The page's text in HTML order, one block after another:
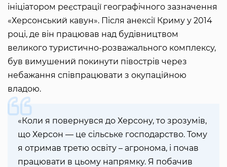
ініціатором реєстрації географічного зазначення
«Херсонський кавун». Після анексії Криму у 2014
році, де він працював над будівництвом
великого туристично-розважального комплексу,
був вимушений покинути півострів через
небажання співпрацювати з окупаційною
владою.
«Коли я повернувся до Херсону, то зрозумів,
що Херсон — це сільське господарство. Тому
я отримав третю освіту – агронома, і почав
працювати в цьому напрямку. Я побачив